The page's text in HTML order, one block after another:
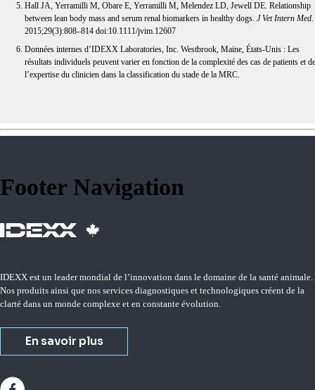
Hall JA, Yerramilli M, Obare E, Yerramilli M, Melendez LD, Jewell DE. Relationship
between lean body mass and serum renal biomarkers in healthy dogs. J Vet Intern Med.
2015;29(3):808–814 doi:10.1111/jvim.12607
Données internes d’IDEXX Laboratories, Inc. Westbrook, Maine, États-Unis : Les
résultats individuels peuvent varier en fonction de la complexité des cas de patients et de
l’expertise du clinicien dans la classification du stade de la MRC.
Footer Navigation
IDEXX est un leader mondial de l’innovation dans le domaine de la santé animale.
Nos produits ainsi que nos services diagnostiques et technologiques créent de la
clarté dans un monde complexe et en constante évolution.
En savoir plus